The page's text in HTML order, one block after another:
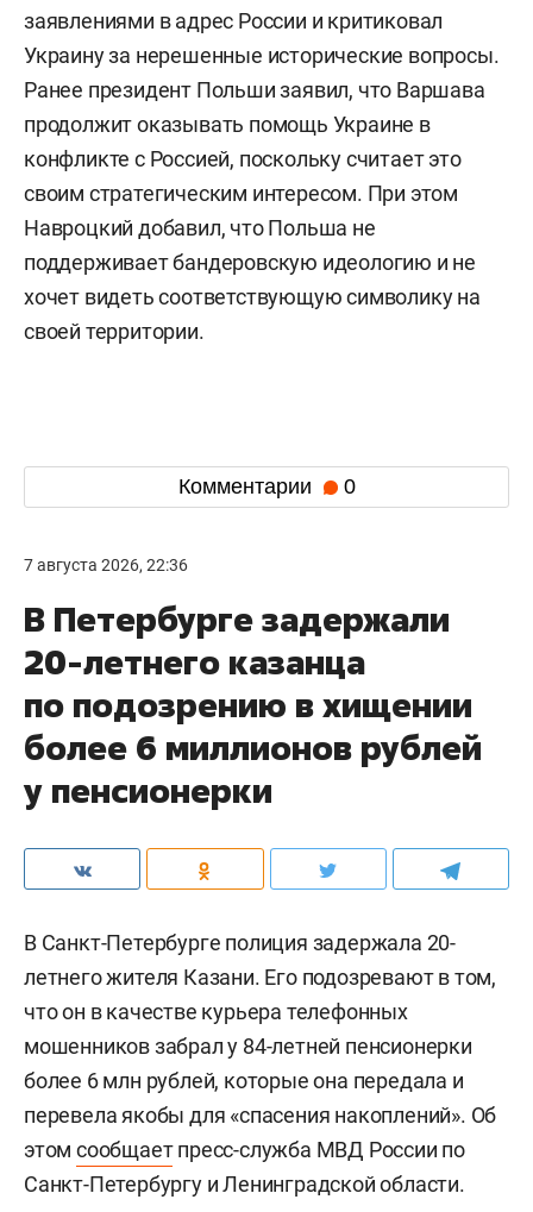
заявлениями в адрес России и критиковал
Украину за нерешенные исторические вопросы.
Ранее президент Польши заявил, что Варшава
продолжит оказывать помощь Украине в
конфликте с Россией, поскольку считает это
своим стратегическим интересом. При этом
Навроцкий добавил, что Польша не
поддерживает бандеровскую идеологию и не
хочет видеть соответствующую символику на
своей территории.
Комментарии 0
7 августа 2026, 22:36
В Петербурге задержали
20-летнего казанца
по подозрению в хищении
более 6 миллионов рублей
у пенсионерки
В Санкт-Петербурге полиция задержала 20-
летнего жителя Казани. Его подозревают в том,
что он в качестве курьера телефонных
мошенников забрал у 84-летней пенсионерки
более 6 млн рублей, которые она передала и
перевела якобы для «спасения накоплений». Об
этом сообщаетпресс-служба МВД России по
Санкт-Петербургу и Ленинградской области.